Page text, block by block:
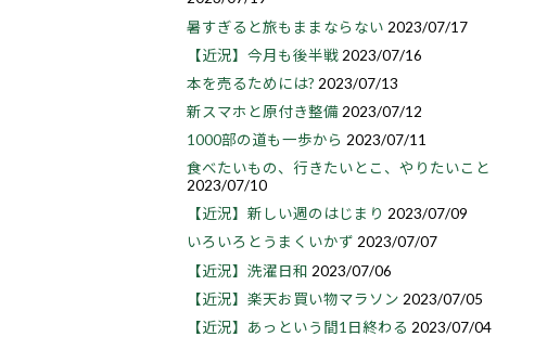
暑すぎると旅もままならない 2023/07/17
【近況】今月も後半戦 2023/07/16
本を売るためには? 2023/07/13
新スマホと原付き整備 2023/07/12
1000部の道も一歩から 2023/07/11
食べたいもの、行きたいとこ、やりたいこと
2023/07/10
【近況】新しい週のはじまり 2023/07/09
いろいろとうまくいかず 2023/07/07
【近況】洗濯日和 2023/07/06
【近況】楽天お買い物マラソン 2023/07/05
【近況】あっという間1日終わる 2023/07/04